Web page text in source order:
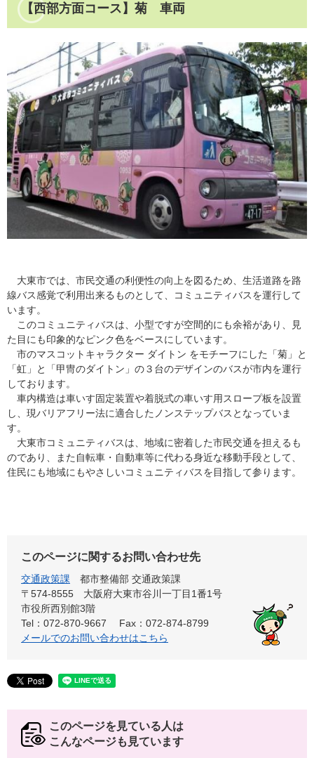
【西部方面コース】菊 車両
大東市では、市民交通の利便性の向上を図るため、生活道路を路
線バス感覚で利用出来るものとして、コミュニティバスを運行して
います。
このコミュニティバスは、小型ですが空間的にも余裕があり、見
た目にも印象的なピンク色をベースにしています。
市のマスコットキャラクター ダイトン をモチーフにした「菊」と
「虹」と「甲冑のダイトン」の３台のデザインのバスが市内を運行
しております。
車内構造は車いす固定装置や着脱式の車いす用スロープ板を設置
し、現バリアフリー法に適合したノンステップバスとなっていま
す。
大東市コミュニティバスは、地域に密着した市民交通を担えるも
のであり、また自転車・自動車等に代わる身近な移動手段として、
住民にも地域にもやさしいコミュニティバスを目指して参ります。
このページに関するお問い合わせ先
交通政策課
都市整備部 交通政策課
〒574-8555 大阪府大東市谷川一丁目1番1号
市役所西別館3階
Tel：072-870-9667
Fax：072-874-8799
メールでのお問い合わせはこちら
このページを見ている人は
こんなページも見ています